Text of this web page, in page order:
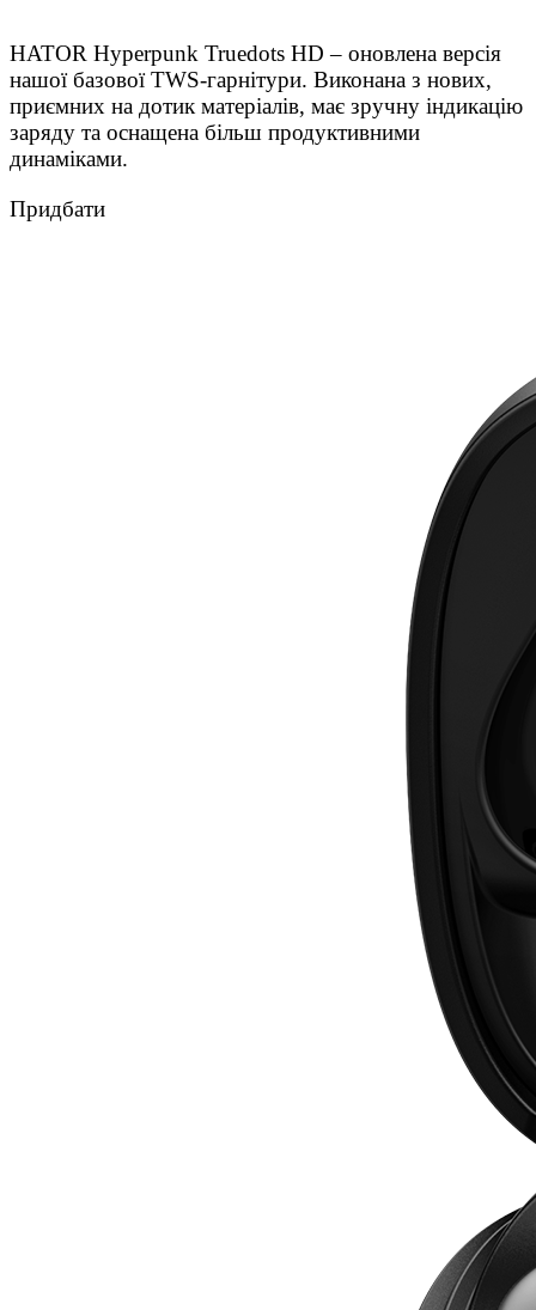
HATOR Hyреrpunk Truedots HD – оновлена версія
нашої базової TWS-гарнітури. Виконана з нових,
приємних на дотик матеріалів, має зручну індикацію
заряду та оснащена більш продуктивними
динаміками.
Придбати